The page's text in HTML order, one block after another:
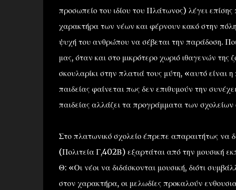
προσωπείο του ιδίου του Πλάτωνος) λέγει
χαρακτήρα των νέων και φέρνουν κακό στην
ψυχή του ανθρώπου να σέβεται την παράδοση.
μας, όταν και στο μικρότερο χωριό ιθαγενών
σκουλαρίκι στην πλατιά τους μύτη, «αυτό είναι
παιδείας φαίνεται πως δεν επιθυμούν την
παιδείας αλλάζει τα προγράμματα των σχολείων
Στο πλατωνικό σχολείο έπρεπε απαραιτήτως να
(Πολιτεία Γ,402Β) εξαρτάται από την μουσική
Θ: «Οι νέοι να διδάσκονται μουσική, διότι
στον χαρακτήρα, οι μελωδίες προκαλούν